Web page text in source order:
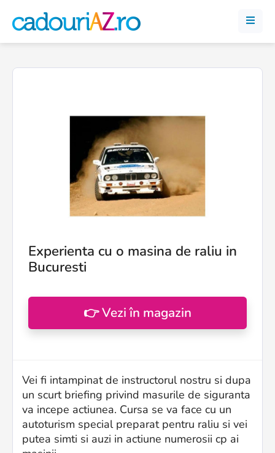
Experienta cu o masina de raliu in
Bucuresti
👉 Vezi în magazin
Vei fi intampinat de instructorul nostru si dupa
un scurt briefing privind masurile de siguranta
va incepe actiunea. Cursa se va face cu un
autoturism special preparat pentru raliu si vei
putea simti si auzi in actiune numerosii cp ai